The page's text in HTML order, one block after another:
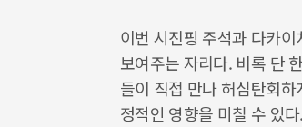
이번 시진핑 주석과 다카
보여주는 자리다. 비록 단
들이 직접 만나 허심탄회
정적인 영향을 미칠 수 있